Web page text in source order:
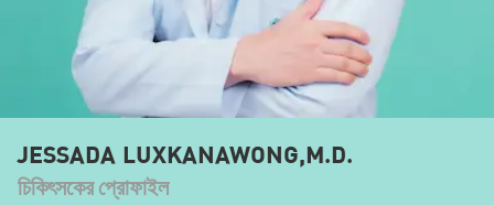
JESSADA LUXKANAWONG,M.D.
চিকিৎসকের প্রোফাইল